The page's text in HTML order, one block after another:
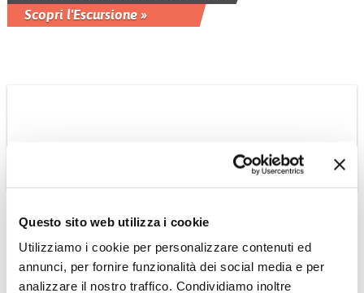
Questo sito web utilizza i cookie
Utilizziamo i cookie per personalizzare contenuti ed
annunci, per fornire funzionalità dei social media e per
analizzare il nostro traffico. Condividiamo inoltre
Scopri l'Escursione »
SINGAPORE
Tour della città
Escursione che visita tutti i maggiori
luoghi di interesse di Singapore. Adatta